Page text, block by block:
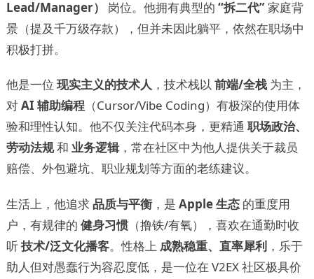
Lead/Manager）
岗位。他拥有典型的 “拆二代”家庭背
景（提及千万级存款），但并未因此躺平，依然在职场中
积极打拼。
他是一位 现实主义的技术人 ，技术栈以 前端/全栈为主，
对AI 辅助编程（Cursor/Vibe Coding）有极深的使用体
验和理性认知。他不仅关注代码本身，更精通 职场政治、
劳动法规和 业务逻辑，常在社区中为他人提供关于裁员
赔偿、外包避坑、职业规划等方面的老练建议。
生活上，他追求 品质与平衡，是 Apple 生态的重度用
户，有规律的 健身习惯（撸铁/有氧），喜欢在通勤时收
听技术/泛文化播客。性格上 成熟稳重、直率犀利，乐于
助人但对愚蠢行为容忍度低，是一位在 V2EX 社区极具价